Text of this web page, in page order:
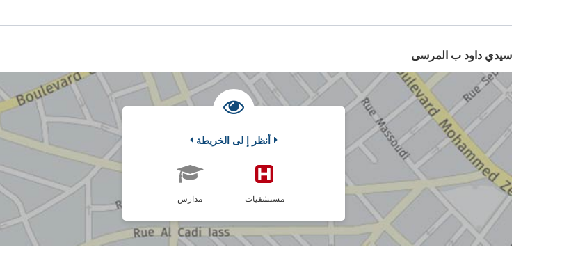
سيدي داود ب المرسى
أنظر إ لى الخريطة
مدارس مستشفيات